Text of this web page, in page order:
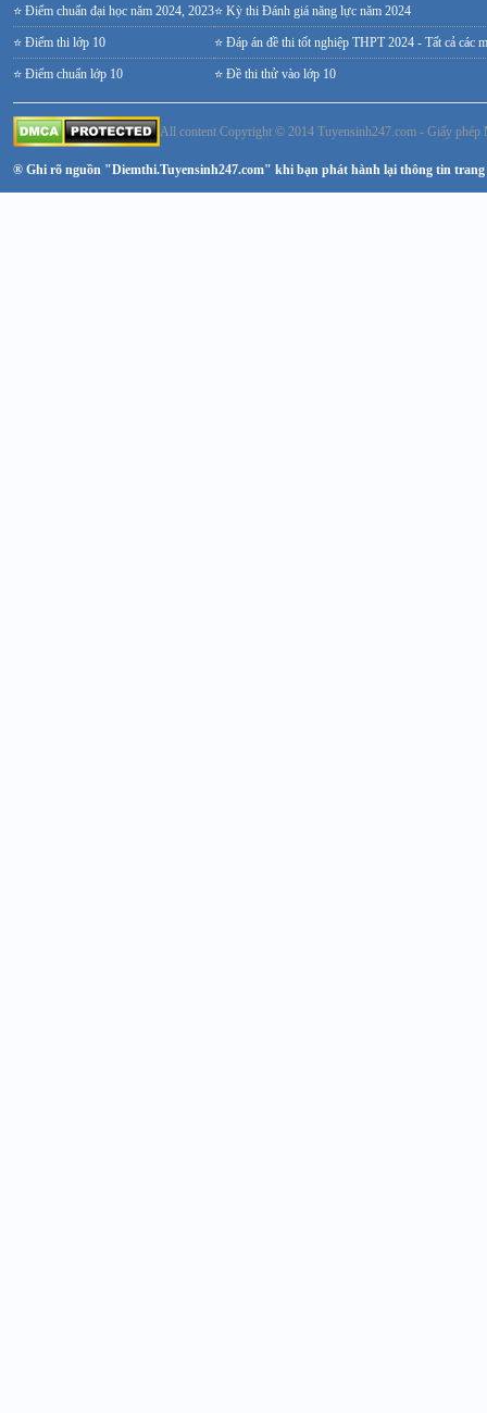
⭐ Điểm chuẩn đại học năm 2024, 2023
⭐ Điểm thi lớp 10
⭐ Điểm chuẩn lớp 10
⭐ Kỳ thi Đánh giá năng lực năm 2024
⭐ Đáp án đề thi tốt nghiệp THPT 2024 - Tất cả các
⭐ Đề thi thử vào lớp 10
All content Copyright © 2014 Tuyensinh247.com - Giấy
® Ghi rõ nguồn "Diemthi.Tuyensinh247.com" khi bạn phát hành lại thông tin trang